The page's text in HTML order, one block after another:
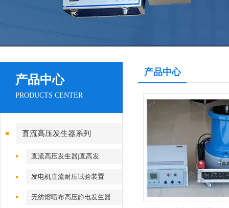
产品中心
PRODUCTS CENTER
直流高压发生器系列
直流高压发生器|直高发
发电机直流耐压试验装置
无纺熔喷布高压静电发生器
产品中心